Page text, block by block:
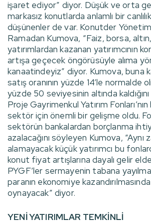
işaret ediyor” diyor. Düşük ve orta
markasız konutlarda anlamlı bir
düşünenler de var. Konutder Yönetim
Ramadan Kumova, “Faiz, borsa,
yatırımlardan kazanan yatırımcının
artışa geçecek öngörüsüyle alıma
kanaatindeyiz” diyor. Kumova, buna
satış oranının yüzde 14’le normalde
yüzde 50 seviyesinin altında
Proje Gayrimenkul Yatırım
sektör için önemli bir gelişme oldu.
sektörün bankalardan borçlanma
azalacağını söyleyen Kumova, “Aynı
alamayacak küçük yatırımcı bu
konut fiyat artışlarına dayalı gelir
PYGF’ler sermayenin tabana
paranın ekonomiye
oynayacak” diyor.
YENİ YATIRIMLAR TEMKİNLİ